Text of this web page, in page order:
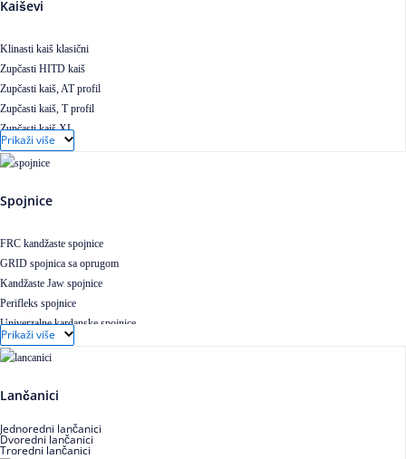
Kaiševi
Klinasti kaiš klasični
Zupčasti HITD kaiš
Zupčasti kaiš, AT profil
Zupčasti kaiš, T profil
Zupčasti kaiš XL
Zupčasti STD kaiš
Uskoprofilno klinasto remenje
Uskoprofilno klinasto remenje XP extra power
Prikaži više
Spojnice
FRC kandžaste spojnice
GRID spojnica sa oprugom
Kandžaste Jaw spojnice
Perifleks spojnice
Univerzalne kardanske spojnice
Zupčaste spojnice
Prikaži više
Lančanici
Jednoredni lančanici
Dvoredni lančanici
Troredni lančanici